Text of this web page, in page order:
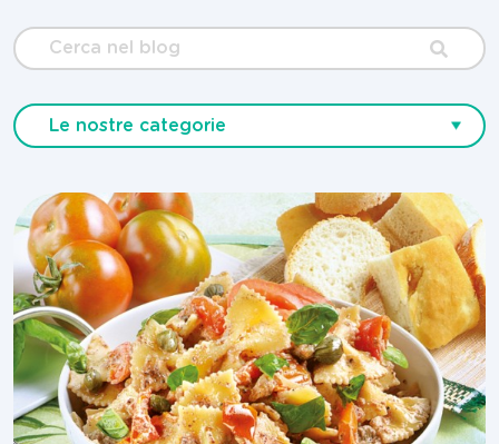
Cerca
nel
Le nostre categorie